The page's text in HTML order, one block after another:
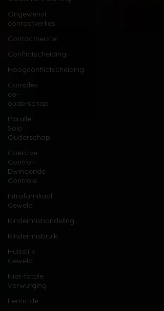
Ongewenst
contactverlies
Contactherstel
Conflictscheiding
Hoogconflictscheiding
Complex
co-
ouderschap
Parallel
Solo
Ouderschap
Coercive
Control-
Dwingende
Controle
Intrafamiliaal
Geweld
Kindermishandeling
Kindermisbruik
Huiselijk
Geweld
Niet-fatale
Verwurging
Femicide